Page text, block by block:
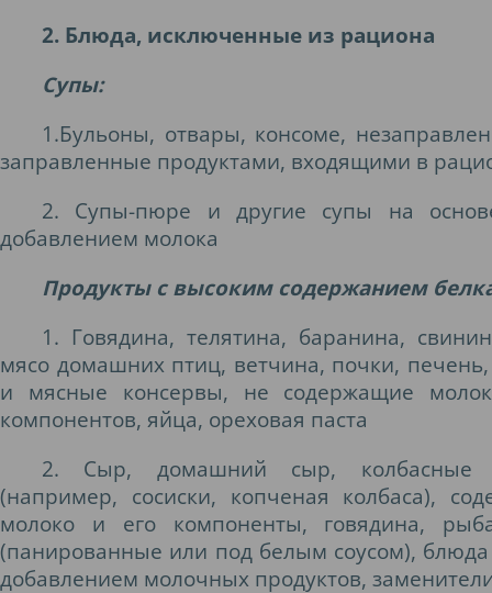
2. Блюда, исключенные из рациона
Супы:
1.Бульоны, отвары, консоме,
заправленные продуктами, входящими в
2. Супы-пюре и другие супы на
добавлением молока
Продукты с высоким содержанием
1. Говядина, телятина, баранина,
мясо домашних птиц, ветчина, почки,
и мясные консервы, не содержащие
компонентов, яйца, ореховая паста
2. Сыр, домашний сыр, колбасные
(например, сосиски, копченая колбаса),
молоко и его компоненты, говядина,
(панированные или под белым соусом),
добавлением молочных продуктов,